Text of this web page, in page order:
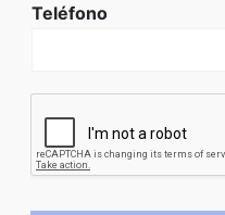
Teléfono